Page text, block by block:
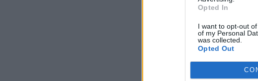
Opted In
I want to opt-out
of my Personal
was collected.
Opted Out
regisztrációhoz kötött.
Az előfizetés a
Portfolio.hu teljes
Kötéslisták: BÉT